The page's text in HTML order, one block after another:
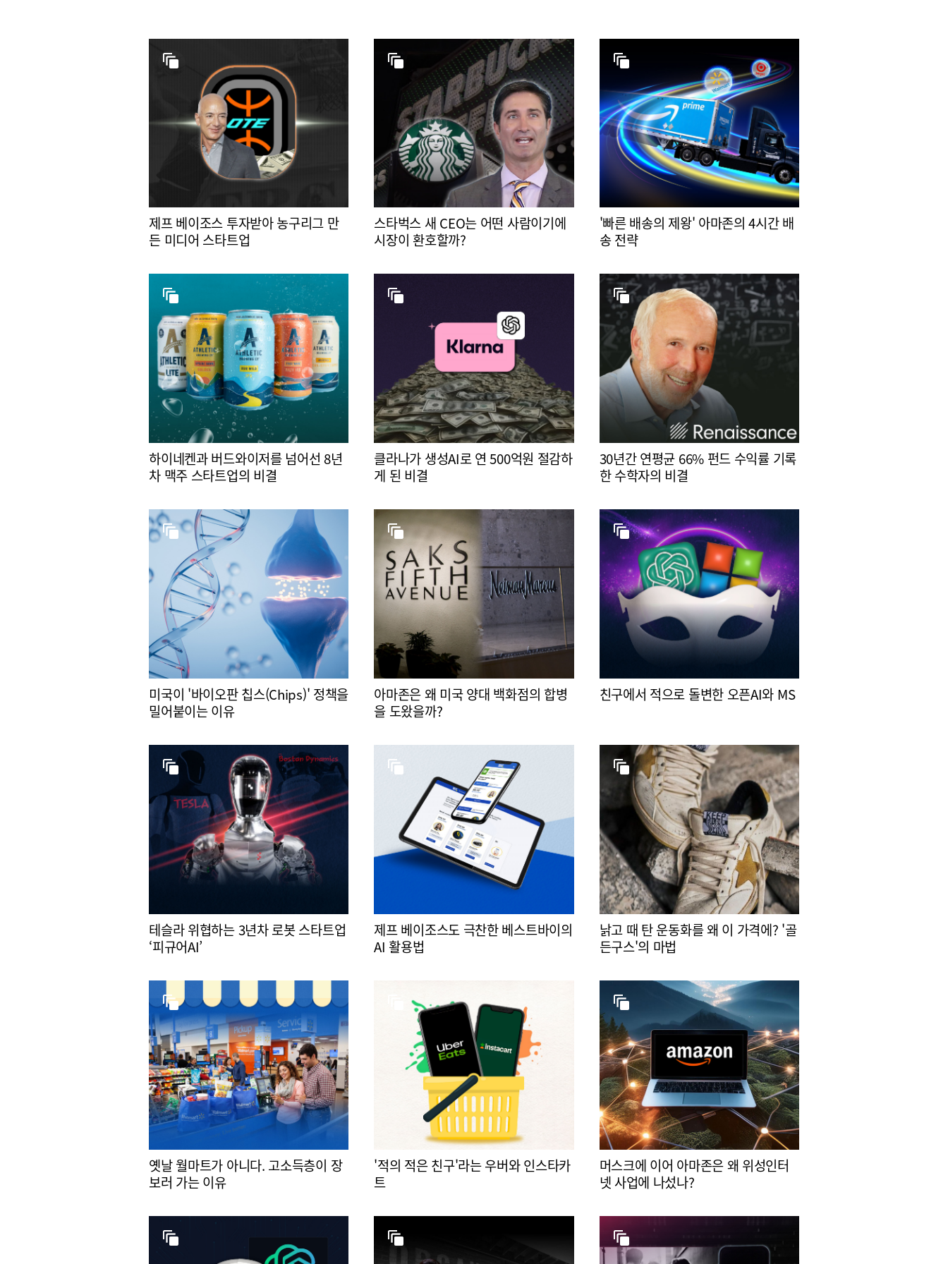
제프 베이조스 투자받아 농구리그 만
든 미디어 스타트업
스타벅스 새 CEO는 어떤 사람이기에
시장이 환호할까?
'빠른 배송의 제왕' 아마존의 4시간 배
송 전략
하이네켄과 버드와이저를 넘어선 8년
차 맥주 스타트업의 비결
클라나가 생성AI로 연 500억원 절감하
게 된 비결
30년간 연평균 66% 펀드 수익률 기록
한 수학자의 비결
미국이 '바이오판 칩스(Chips)' 정책을
밀어붙이는 이유
아마존은 왜 미국 양대 백화점의 합병
을 도왔을까?
친구에서 적으로 돌변한 오픈AI와 MS
테슬라 위협하는 3년차 로봇 스타트업
‘피규어AI’
제프 베이조스도 극찬한 베스트바이의
AI 활용법
낡고 때 탄 운동화를 왜 이 가격에? '골
든구스'의 마법
옛날 월마트가 아니다. 고소득층이 장
보러 가는 이유
'적의 적은 친구'라는 우버와 인스타카
트
머스크에 이어 아마존은 왜 위성인터
넷 사업에 나섰나?